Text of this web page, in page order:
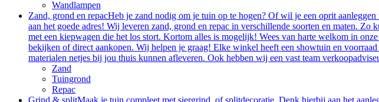
Wandlampen
Zand, grond en repacHeb je zand nodig om je tuin op te hogen? Of wil je een oprit
aan het goede adres! Wij leveren zand, grond en repac in verschillende soorten en maten.
met een kiepwagen die het los stort. Kortom alles is mogelijk! Wees van harte welkom in
bekijken of direct aankopen. Wij helpen je graag! Elke winkel heeft een showtuin en
materialen netjes bij jou thuis kunnen afleveren. Ook hebben wij een vast team
Zand
Tuingrond
Repac
Grind & splitMaak je tuin compleet met siergrind, of splitdecoratie. Denk hierbij aan het